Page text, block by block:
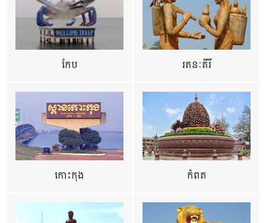
កែប រតនៈគីរី
កោះកុង កំពត